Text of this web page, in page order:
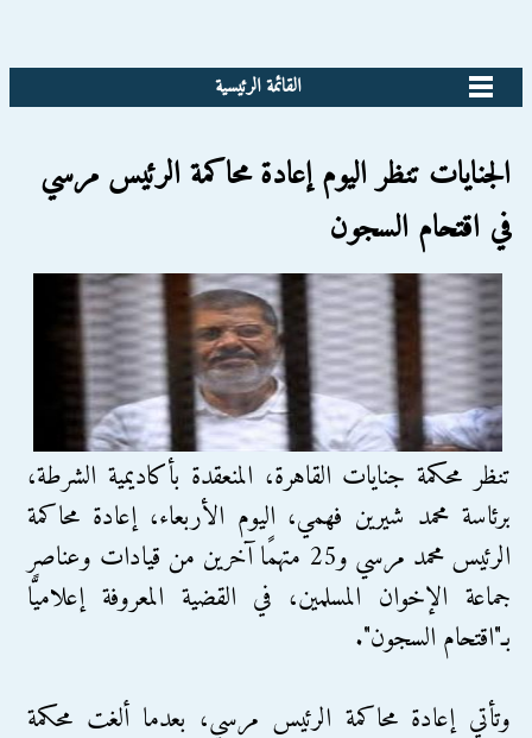
القائمة الرئيسية
الجنايات تنظر اليوم إعادة محاكمة الرئيس مرسي
في اقتحام السجون
تنظر محكمة جنايات القاهرة، المنعقدة بأكاديمية الشرطة،
برئاسة محمد شيرين فهمي، اليوم الأربعاء، إعادة محاكمة
الرئيس محمد مرسي و25 متهمًا آخرين من قيادات وعناصر
جماعة الإخوان المسلمين، في القضية المعروفة إعلاميًّا
بـ"اقتحام السجون".
وتأتي إعادة محاكمة الرئيس مرسي، بعدما ألغت محكمة